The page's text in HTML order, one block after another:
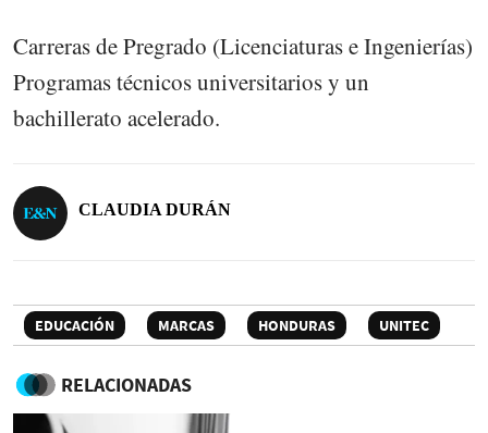
Carreras de Pregrado (Licenciaturas e Ingenierías)
Programas técnicos universitarios y un
bachillerato acelerado.
CLAUDIA DURÁN
EDUCACIÓN MARCAS HONDURAS UNITEC
RELACIONADAS